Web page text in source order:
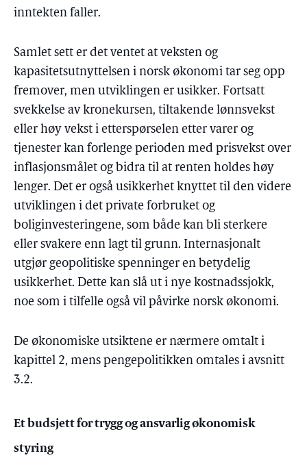
inntekten faller.
Samlet sett er det ventet at veksten og
kapasitetsutnyttelsen i norsk økonomi tar seg opp
fremover, men utviklingen er usikker. Fortsatt
svekkelse av kronekursen, tiltakende lønnsvekst
eller høy vekst i etterspørselen etter varer og
tjenester kan forlenge perioden med prisvekst over
inflasjonsmålet og bidra til at renten holdes høy
lenger. Det er også usikkerhet knyttet til den videre
utviklingen i det private forbruket og
boliginvesteringene, som både kan bli sterkere
eller svakere enn lagt til grunn. Internasjonalt
utgjør geopolitiske spenninger en betydelig
usikkerhet. Dette kan slå ut i nye kostnadssjokk,
noe som i tilfelle også vil påvirke norsk økonomi.
De økonomiske utsiktene er nærmere omtalt i
kapittel 2, mens pengepolitikken omtales i avsnitt
3.2.
Et budsjett for trygg og ansvarlig økonomisk
styring